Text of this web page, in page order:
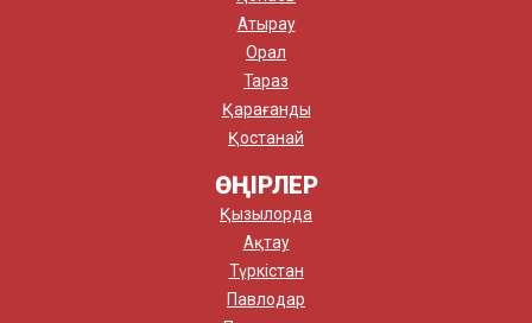
Атырау
Орал
Тараз
Қарағанды
Қостанай
ӨҢІРЛЕР
Қызылорда
Ақтау
Түркістан
Павлодар